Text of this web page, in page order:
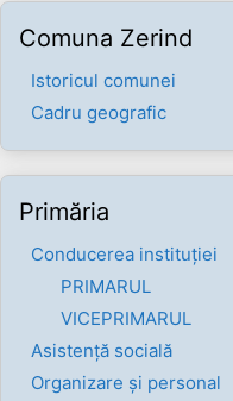
Comuna Zerind
Istoricul comunei
Cadru geografic
Primăria
Conducerea instituției
PRIMARUL
VICEPRIMARUL
Asistență socială
Organizare și personal